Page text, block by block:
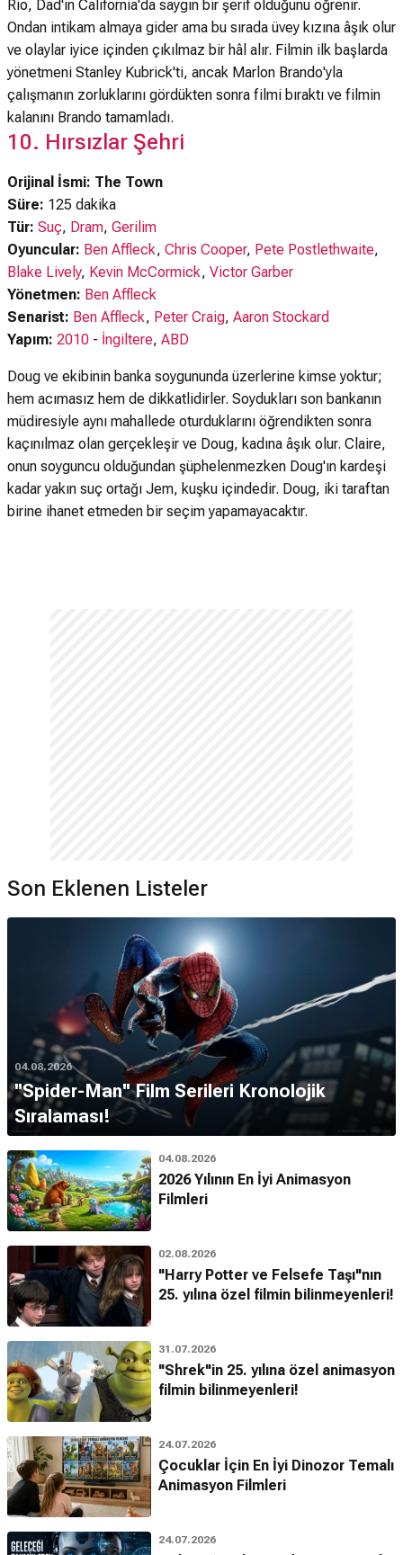
Rio, Dad'in California'da saygın bir şerif olduğunu öğrenir.
Ondan intikam almaya gider ama bu sırada üvey kızına âşık olur
ve olaylar iyice içinden çıkılmaz bir hâl alır. Filmin ilk başlarda
yönetmeni Stanley Kubrick'ti, ancak Marlon Brando'yla
çalışmanın zorluklarını gördükten sonra filmi bıraktı ve filmin
kalanını Brando tamamladı.
10. Hırsızlar Şehri
Orijinal İsmi: The Town
Süre: 125 dakika
Tür: Suç, Dram, Gerilim
Oyuncular: Ben Affleck, Chris Cooper, Pete Postlethwaite,
Blake Lively, Kevin McCormick, Victor Garber
Yönetmen: Ben Affleck
Senarist: Ben Affleck, Peter Craig, Aaron Stockard
Yapım: 2010 - İngiltere, ABD
Doug ve ekibinin banka soygununda üzerlerine kimse yoktur;
hem acımasız hem de dikkatlidirler. Soydukları son bankanın
müdiresiyle aynı mahallede oturduklarını öğrendikten sonra
kaçınılmaz olan gerçekleşir ve Doug, kadına âşık olur. Claire,
onun soyguncu olduğundan şüphelenmezken Doug'ın kardeşi
kadar yakın suç ortağı Jem, kuşku içindedir. Doug, iki taraftan
birine ihanet etmeden bir seçim yapamayacaktır.
Son Eklenen Listeler
04.08.2026
''Spider-Man'' Film Serileri Kronolojik
Sıralaması!
04.08.2026
2026 Yılının En İyi Animasyon
Filmleri
02.08.2026
"Harry Potter ve Felsefe Taşı"nın
25. yılına özel filmin bilinmeyenleri!
31.07.2026
"Shrek"in 25. yılına özel animasyon
filmin bilinmeyenleri!
24.07.2026
Çocuklar İçin En İyi Dinozor Temalı
Animasyon Filmleri
24.07.2026